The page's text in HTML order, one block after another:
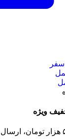
ویژه